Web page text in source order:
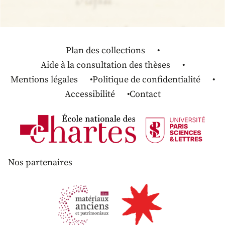
Plan des collections
Aide à la consultation des thèses
Mentions légales
Politique de confidentialité
Accessibilité
Contact
Nos partenaires